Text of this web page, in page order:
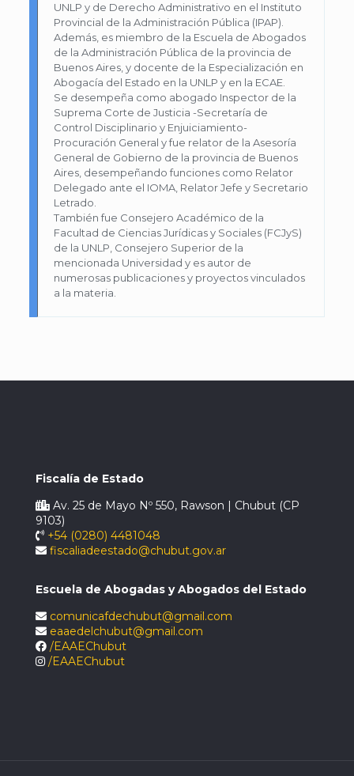
UNLP y de Derecho Administrativo en el Instituto
Provincial de la Administración Pública (IPAP).
Además, es miembro de la Escuela de Abogados
de la Administración Pública de la provincia de
Buenos Aires, y docente de la Especialización en
Abogacía del Estado en la UNLP y en la ECAE.
Se desempeña como abogado Inspector de la
Suprema Corte de Justicia -Secretaría de
Control Disciplinario y Enjuiciamiento-
Procuración General y fue relator de la Asesoría
General de Gobierno de la provincia de Buenos
Aires, desempeñando funciones como Relator
Delegado ante el IOMA, Relator Jefe y Secretario
Letrado.
También fue Consejero Académico de la
Facultad de Ciencias Jurídicas y Sociales (FCJyS)
de la UNLP, Consejero Superior de la
mencionada Universidad y es autor de
numerosas publicaciones y proyectos vinculados
a la materia.
Fiscalía de Estado
Av. 25 de Mayo Nº 550, Rawson | Chubut (CP
9103)
+54 (0280) 4481048
fiscaliadeestado@chubut.gov.ar
Escuela de Abogadas y Abogados del Estado
comunicafdechubut@gmail.com
eaaedelchubut@gmail.com
/EAAEChubut
/EAAEChubut